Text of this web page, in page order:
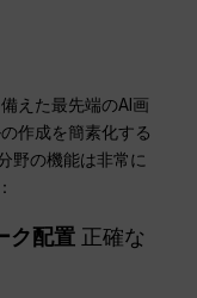
えた最先端のAI画
作成を簡素化する
野の機能は非常に
ク配置 正確な